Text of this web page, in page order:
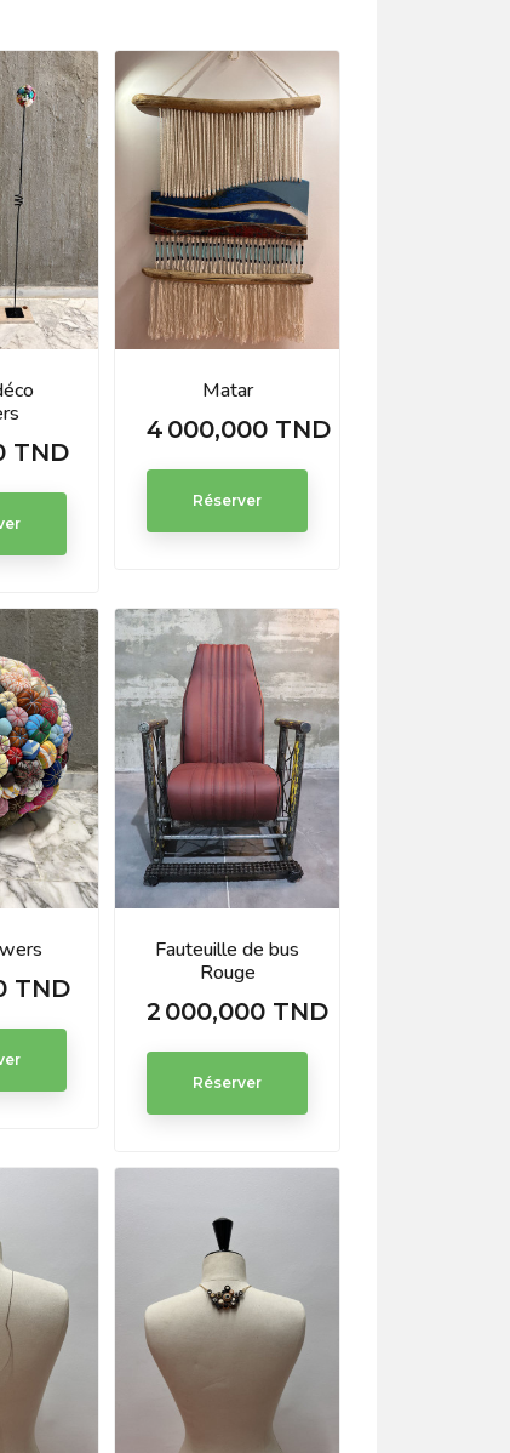
TND
Matar
Prix
4 000,000 TND
Réserver
TND
Fauteuille de bus
Rouge
Prix
2 000,000 TND
Réserver